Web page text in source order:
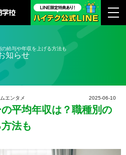
知らせ
給与や年収を上げる方法も
2025-06-10
エンタメ
平均年収は？職種別の
法も